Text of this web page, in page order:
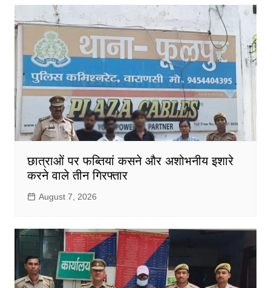
छात्राओं पर फब्तियां कसने और अशोभनीय इशारे
करने वाले तीन गिरफ्तार
August 7, 2026